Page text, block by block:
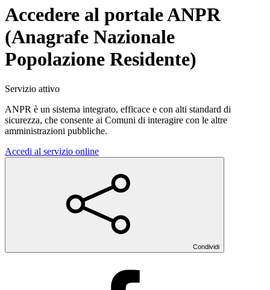
Accedere al portale ANPR
(Anagrafe Nazionale
Popolazione Residente)
Servizio attivo
ANPR è un sistema integrato, efficace e con alti standard di
sicurezza, che consente ai Comuni di interagire con le altre
amministrazioni pubbliche.
Accedi al servizio online
Condividi